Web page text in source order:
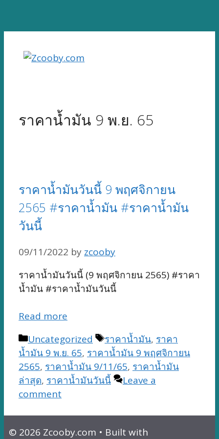
content
ราคาน้ำมัน 9 พ.ย. 65
ราคาน้ำมันวันนี้ 9 พฤศจิกายน
2565 #ราคาน้ำมัน #ราคาน้ำมัน
วันนี้
09/11/2022 by zcooby
ราคาน้ำมันวันนี้ (9 พฤศจิกายน 2565) #ราคา
น้ำมัน #ราคาน้ำมันวันนี้
Read more
Categories
Uncategorized Tags
ราคาน้ำมัน, ราคา
น้ำมัน 9 พ.ย. 65, ราคาน้ำมัน 9 พฤศจิกายน
2565, ราคาน้ำมัน 9/11/65, ราคาน้ำมัน
ล่าสุด, ราคาน้ำมันวันนี้
Leave a
comment
© 2026 Zcooby.com • Built with